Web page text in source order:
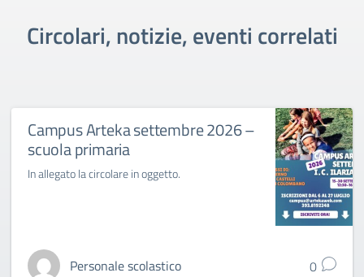
Circolari, notizie, eventi correlati
Campus Arteka settembre 2026 –
scuola primaria
In allegato la circolare in oggetto.
Personale scolastico 0